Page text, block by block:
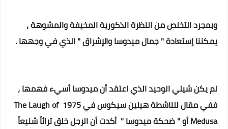
وبمجرد التخلص من النظرة الذكورية المخيفة والمشوهة ،
يمكننا إستعادة " جمال ميدوسا والإشراق " الذي في وجهها .
لم يكن شيلي الوحيد الذي اعتقد أن ميدوسا أسيء فهمها ،
ففي مقال للناشطة هيلين سيكوس في 1975 The Laugh of
Medusa أو " ضحكة ميدوسا " أكدت أن الرجل خلق تراثاً شنيعاً